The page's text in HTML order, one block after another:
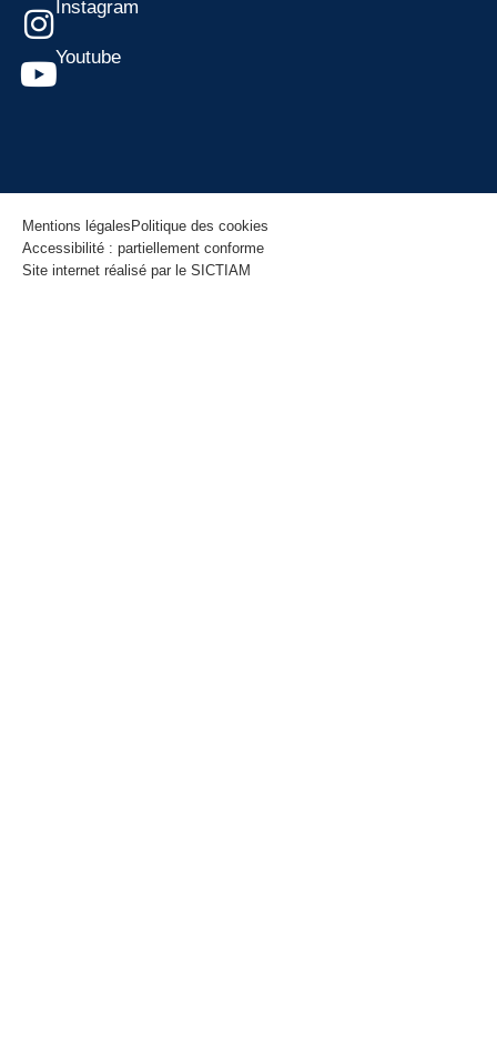
Instagram
Youtube
Mentions légales Politique des cookies
Accessibilité : partiellement conforme
Site internet réalisé par le SICTIAM